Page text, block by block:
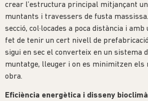
crear l’estructura principal mitjançant
muntants i travessers de fusta massissa.
secció, col·locades a poca distància i
fet de tenir un cert nivell de
sigui en sec el converteix en un sistema
muntatge, lleuger i on es minimitzen els
obra.
Eficiència energètica i disseny